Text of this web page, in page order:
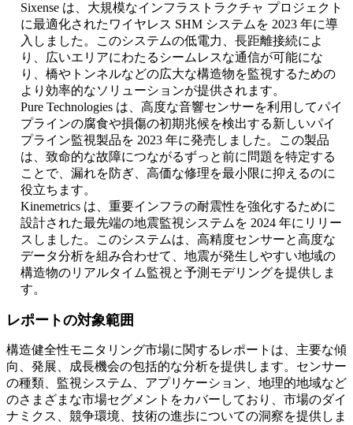
Sixense は、大規模なインフラストラクチャ プロジェクト
に最適化されたワイヤレス SHM システムを 2023 年に導
入しました。このシステムの低電力、長距離接続によ
り、広いエリアにわたるシームレスな通信が可能にな
り、橋やトンネルなどの広大な構造物を監視するための
より効率的なソリューションが提供されます。
Pure Technologies は、高度な音響センサーを利用してパイ
プラインの腐食や損傷の初期兆候を検出する新しいパイ
プライン監視製品を 2023 年に発売しました。この製品
は、致命的な故障につながるずっと前に問題を特定する
ことで、漏れを防ぎ、高価な修理を最小限に抑えるのに
役立ちます。
Kinemetrics は、重要インフラの耐震性を強化するために
設計された最先端の地震監視システムを 2024 年にリリー
スしました。このシステムは、高精度センサーと高度な
データ分析を組み合わせて、地震が発生しやすい地域の
構造物のリアルタイム監視と予測モデリングを提供しま
す。
レポートの対象範囲
構造健全性モニタリング市場に関するレポートは、主要な傾
向、発展、成長機会の包括的な分析を提供します。センサー
の種類、監視システム、アプリケーション、地理的地域など
のさまざまな市場セグメントをカバーしており、市場のダイ
ナミクス、競争環境、技術の進歩についての洞察を提供しま